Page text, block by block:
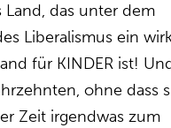
Land, das unter dem
Liberalismus ein
für KINDER ist!
ohne dass
Zeit irgendwas zum